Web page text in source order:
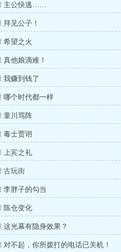
主公快逃……
拜见公子！
希望之火
真他娘滴难！
我赚到钱了
哪个时代都一样
童川骂阵
毒士贾诩
上宾之礼
古玩街
李胖子的勾当
陈仓变化
这光幕有隐身效果？
对不起，你所拨打的电话已关机！